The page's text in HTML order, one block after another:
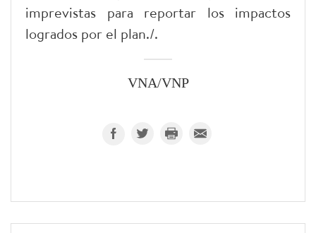
imprevistas para reportar los impactos
logrados por el plan./.
VNA/VNP